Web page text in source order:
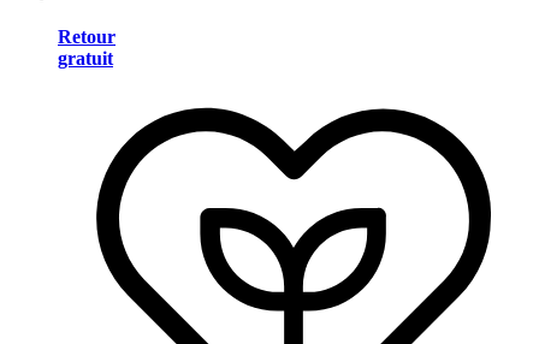
Retour
gratuit